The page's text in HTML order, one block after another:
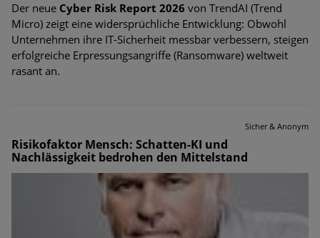
Der neue Cyber Risk Report 2026 von TrendAI (Trend
Micro) zeigt eine widersprüchliche Entwicklung: Obwohl
Unternehmen ihre IT-Sicherheit messbar verbessern, steigen
erfolgreiche Erpressungsangriffe (Ransomware) weltweit
rasant an.
Sicher & Anonym
Risikofaktor Mensch: Schatten-KI und
Nachlässigkeit bedrohen den Mittelstand